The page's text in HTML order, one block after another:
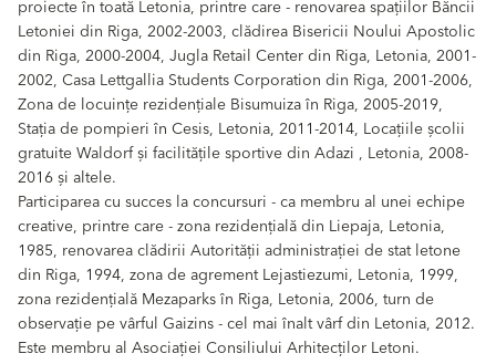
proiecte în toată Letonia, printre care - renovarea spațiilor Băncii
Letoniei din Riga, 2002-2003, clădirea Bisericii Noului Apostolic
din Riga, 2000-2004, Jugla Retail Center din Riga, Letonia, 2001-
2002, Casa Lettgallia Students Corporation din Riga, 2001-2006,
Zona de locuințe rezidențiale Bisumuiza în Riga, 2005-2019,
Stația de pompieri în Cesis, Letonia, 2011-2014, Locațiile școlii
gratuite Waldorf și facilitățile sportive din Adazi , Letonia, 2008-
2016 și altele.
Participarea cu succes la concursuri - ca membru al unei echipe
creative, printre care - zona rezidențială din Liepaja, Letonia,
1985, renovarea clădirii Autorității administrației de stat letone
din Riga, 1994, zona de agrement Lejastiezumi, Letonia, 1999,
zona rezidențială Mezaparks în Riga, Letonia, 2006, turn de
observație pe vârful Gaizins - cel mai înalt vârf din Letonia, 2012.
Este membru al Asociației Consiliului Arhitecților Letoni.